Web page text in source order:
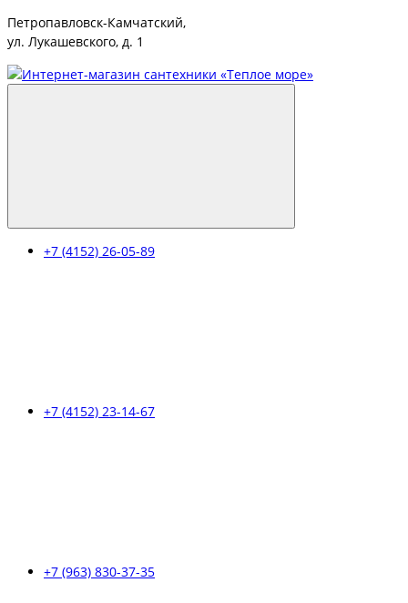
Петропавловск-Камчатский,
ул. Лукашевского, д. 1
+7 (4152) 26-05-89
+7 (4152) 23-14-67
+7 (963) 830-37-35